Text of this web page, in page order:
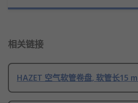
相关链接
HAZET 空气软管卷盘, 软管长15